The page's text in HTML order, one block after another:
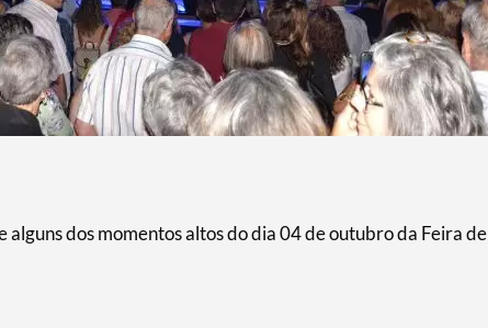
dos momentos altos do dia 04 de outubro da Feira de